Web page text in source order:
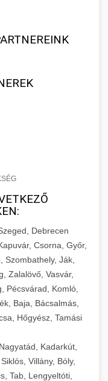
Debrecen
Csorna, Győr,
Szombathely, Ják,
Zalalövő, Vasvár,
Pécsvárad, Komló,
Baja, Bácsalmás,
Hőgyész, Tamási
Kadarkút,
Villány, Bóly,
Tab, Lengyeltóti,